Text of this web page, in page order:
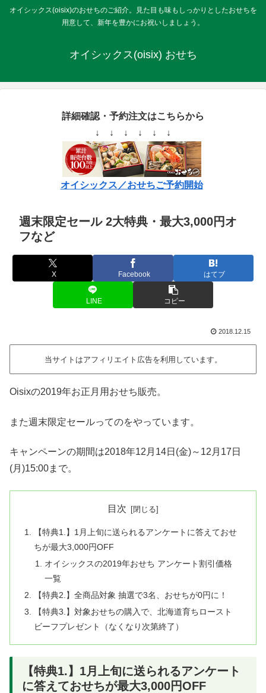
オイシックス(oisix)のおせちのご紹介。見た目も味もしっかりとしたおせちを
用意して、新年を豊かにお祝いしましょう。
オイシックス(oisix) おせち
詳細確認・予約注文はこちらから
↓ ↓ ↓ ↓ ↓ ↓
オイシックス／おせちご予約開始
週末限定セール 2大特典・最大3,000円オ
フなど
X Facebook はてブ
LINE コピー
2018.12.15
当サイトはアフィリエイト広告を利用しています。
Oisixの2019年お正月用おせち販売。
また週末限定セールってのをやっています。
キャンペーンの期間は2018年12月14日(金)～12月17日
(月)15:00まで。
目次
【特典1.】1月上旬に送られるアンケートに答えておせ
ちが最大3,000円OFF
オイシックスの2019年おせち アンケート割引価格
一覧
【特典2.】全商品対象 抽選で3名、おせちが0円に！
【特典3.】対象おせちの購入で、北海道育ちロースト
ビーフプレゼント（なくなり次第終了）
【特典1.】1月上旬に送られるアンケート
に答えておせちが最大3,000円OFF